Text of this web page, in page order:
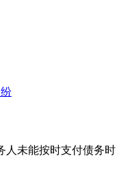
未能按时支付债务